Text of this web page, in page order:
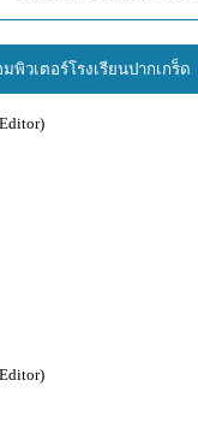
วเตอร์โรงเรียนปากเกร็ด